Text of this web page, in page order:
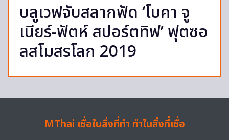
บลูเวฟจับสลากฟัด ‘โบคา จู
เนียร์-ฟัตห์ สปอร์ตทิฟ’ ฟุตซอ
ลสโมสรโลก 2019
MThai เชื่อในสิ่งที่ทำ ทำในสิ่งที่เชื่อ